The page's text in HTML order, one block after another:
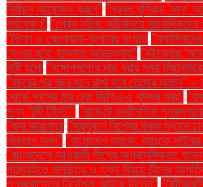
নির্বাচন আয়োজন করবে" "প্রবল ঘূর্ণিঝড় 'দানা'
পর্যবেক্ষণ" "প্রেস সচিব: সচিবালয়ে
"ফিফা ও খেলোয়াড়-ক্লাবের সংঘাত
দেওয়া হবে: হাসনাত আবদুল্লাহ" "বইমেলায়
সৃষ্টি হলো "বঙ্গোপসাগরে মাছ ধরার সময়
"বছরের পর বছর মনে রাখা হবে তোমার অর্জন" –
বোর্ডে পাসের হার এবং জিপিএ-৫ বৃদ্ধির খবর"
পণ্য ‘টুটি টুইস্ট’" "বাজেটে অর্থনৈতিক
"বাবা কারাগারে "বায়ুদূষণে বিশ্বের পঞ্চম স্থানে
নিবন্ধন সনদ" "বাংলাদেশ ব্যাংক: ব্যাংকে
"বাংলাদেশে আওয়ামী লীগের অপ্রাসঙ্গিকতা:
পাঠ্যবইতে মানচিত্র ও তথ্য বিষয়ে চীনের
গণবরখাস্তের নির্দেশনা আটকে দিলেন"